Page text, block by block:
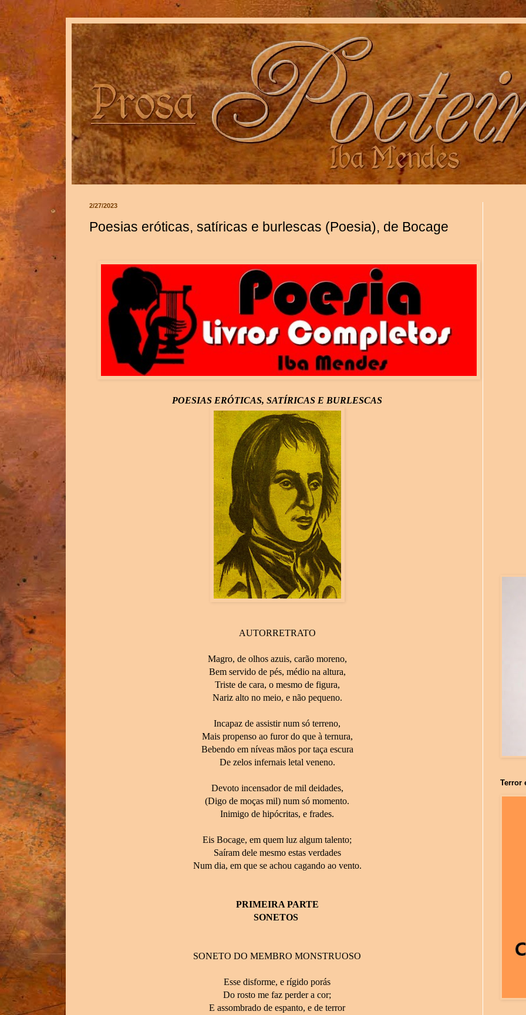
2/27/2023
Poesias eróticas, satíricas e burlescas (Poesia), de Bocage
POESIAS ERÓTICAS, SATÍRICAS E BURLESCAS
AUTORRETRATO
Magro, de olhos azuis, carão moreno,
Bem servido de pés, médio na altura,
Triste de cara, o mesmo de figura,
Nariz alto no meio, e não pequeno.
Incapaz de assistir num só terreno,
Mais propenso ao furor do que à ternura,
Bebendo em níveas mãos por taça escura
De zelos infernais letal veneno.
Devoto incensador de mil deidades,
(Digo de moças mil) num só momento.
Inimigo de hipócritas, e frades.
Eis Bocage, em quem luz algum talento;
Saíram dele mesmo estas verdades
Num dia, em que se achou cagando ao vento.
PRIMEIRA PARTE
SONETOS
SONETO DO MEMBRO MONSTRUOSO
Esse disforme, e rígido porás
Do rosto me faz perder a cor;
E assombrado de espanto, e de terror
Terror